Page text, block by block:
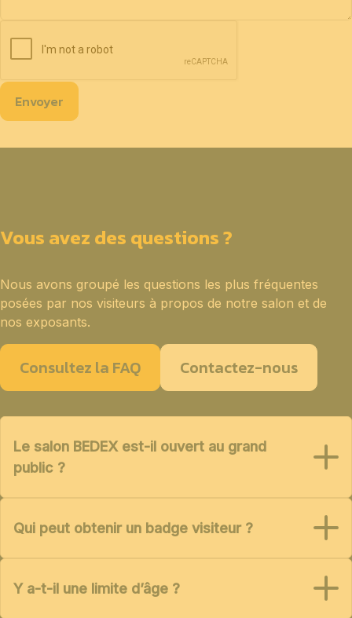
Envoyer
Vous avez des questions ?
Nous avons groupé les questions les plus fréquentes
posées par nos visiteurs à propos de notre salon et de
nos exposants.
Consultez la FAQ Contactez-nous
Le salon BEDEX est-il ouvert au grand
public ?
Qui peut obtenir un badge visiteur ?
Y a-t-il une limite d’âge ?